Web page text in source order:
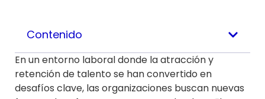
Contenido
En un entorno laboral donde la atracción y
retención de talento se han convertido en
desafíos clave, las organizaciones buscan nuevas